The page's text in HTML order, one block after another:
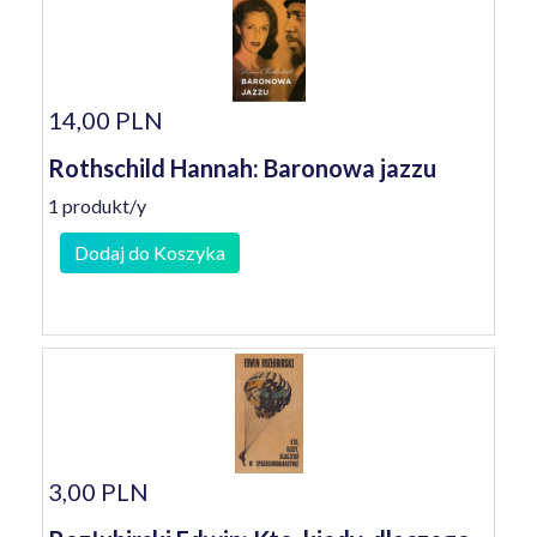
14,00 PLN
Rothschild Hannah: Baronowa jazzu
1 produkt/y
Dodaj do Koszyka
3,00 PLN